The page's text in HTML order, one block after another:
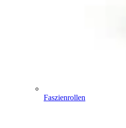
Faszienrollen